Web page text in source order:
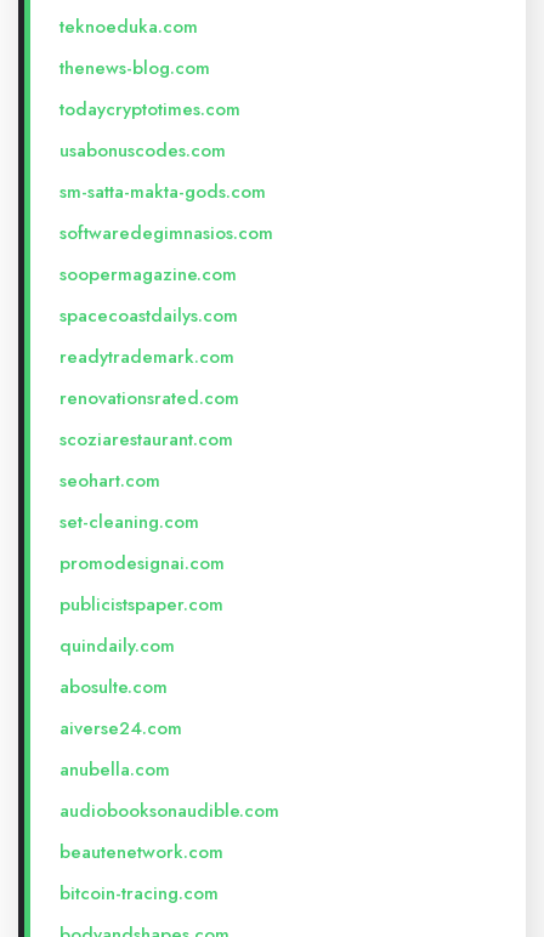
teknoeduka.com
thenews-blog.com
todaycryptotimes.com
usabonuscodes.com
sm-satta-makta-gods.com
softwaredegimnasios.com
soopermagazine.com
spacecoastdailys.com
readytrademark.com
renovationsrated.com
scoziarestaurant.com
seohart.com
set-cleaning.com
promodesignai.com
publicistspaper.com
quindaily.com
abosulte.com
aiverse24.com
anubella.com
audiobooksonaudible.com
beautenetwork.com
bitcoin-tracing.com